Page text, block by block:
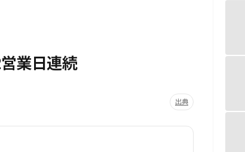
業日連続
出典